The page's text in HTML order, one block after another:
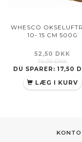
WHESCO
10- 15 CM 500G
52,50 DKK
70,00 DKK
DU SPARER: 17,50
LÆG I KURV
KONTO